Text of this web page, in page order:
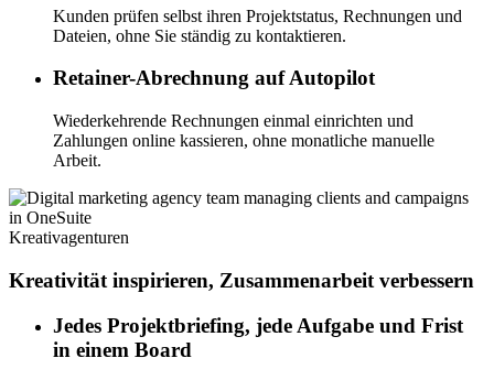
Kunden prüfen selbst ihren Projektstatus, Rechnungen und
Dateien, ohne Sie ständig zu kontaktieren.
Retainer-Abrechnung auf Autopilot
Wiederkehrende Rechnungen einmal einrichten und
Zahlungen online kassieren, ohne monatliche manuelle
Arbeit.
Kreativagenturen
Kreativität inspirieren, Zusammenarbeit verbessern
Jedes Projektbriefing, jede Aufgabe und Frist
in einem Board